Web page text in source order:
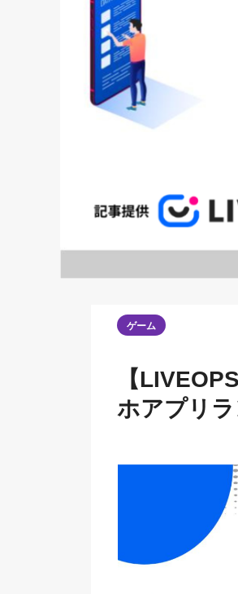
ゲーム
【
ホアプリラ